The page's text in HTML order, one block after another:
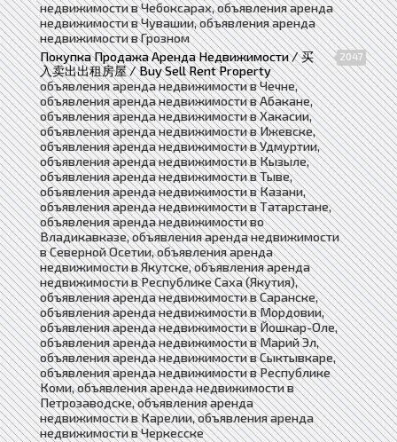
недвижимости в Чебоксарах, объявления аренда
недвижимости в Чувашии, объявления аренда
недвижимости в Грозном
Покупка Продажа Аренда Недвижимости / 买
入卖出出租房屋 / Buy Sell Rent Property
2047
объявления аренда недвижимости в Чечне,
объявления аренда недвижимости в Абакане,
объявления аренда недвижимости в Хакасии,
объявления аренда недвижимости в Ижевске,
объявления аренда недвижимости в Удмуртии,
объявления аренда недвижимости в Кызыле,
объявления аренда недвижимости в Тыве,
объявления аренда недвижимости в Казани,
объявления аренда недвижимости в Татарстане,
объявления аренда недвижимости во
Владикавказе, объявления аренда недвижимости
в Северной Осетии, объявления аренда
недвижимости в Якутске, объявления аренда
недвижимости в Республике Саха (Якутия),
объявления аренда недвижимости в Саранске,
объявления аренда недвижимости в Мордовии,
объявления аренда недвижимости в Йошкар-Оле,
объявления аренда недвижимости в Марий Эл,
объявления аренда недвижимости в Сыктывкаре,
объявления аренда недвижимости в Республике
Коми, объявления аренда недвижимости в
Петрозаводске, объявления аренда
недвижимости в Карелии, объявления аренда
недвижимости в Черкесске